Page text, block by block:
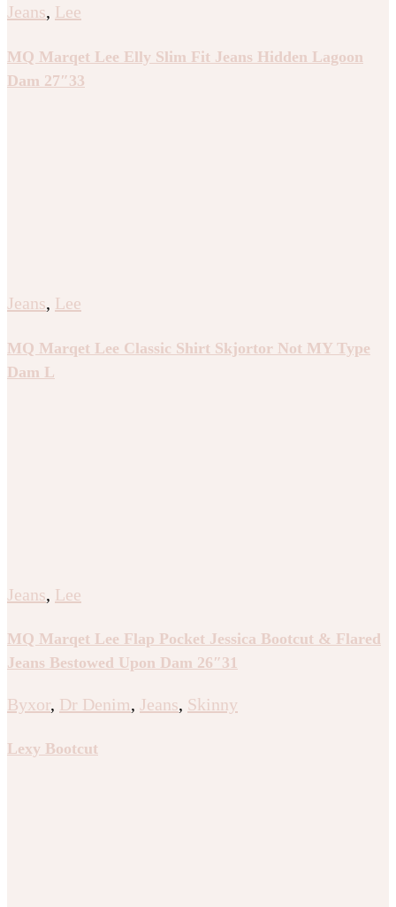
Jeans, Lee
MQ Marqet Lee Elly Slim Fit Jeans Hidden Lagoon
Dam 27″33
Jeans, Lee
MQ Marqet Lee Classic Shirt Skjortor Not MY Type
Dam L
Jeans, Lee
MQ Marqet Lee Flap Pocket Jessica Bootcut & Flared
Jeans Bestowed Upon Dam 26″31
Byxor, Dr Denim, Jeans, Skinny
Lexy Bootcut